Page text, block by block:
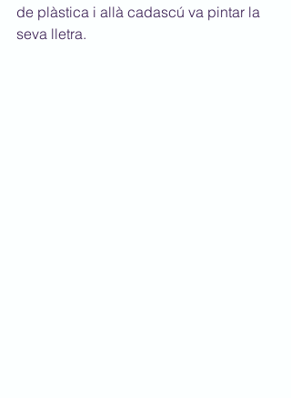
de plàstica i allà cadascú va pintar la
seva lletra.